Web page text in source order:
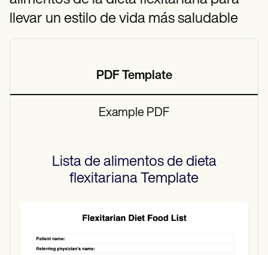
llevar un estilo de vida más saludable
PDF Template
Example PDF
Lista de alimentos de dieta
flexitariana Template